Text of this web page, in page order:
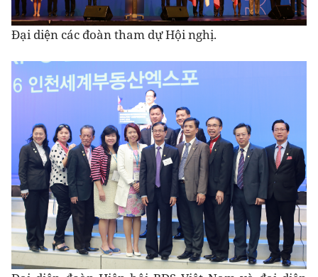
Đại diện các đoàn tham dự Hội nghị.